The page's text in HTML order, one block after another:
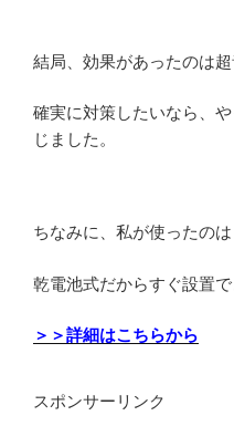
結局、効果があったのは超
確実に対策したいなら、
じました。
ちなみに、私が使ったのは
乾電池式だからすぐ設置
＞＞詳細はこちらから
スポンサーリンク